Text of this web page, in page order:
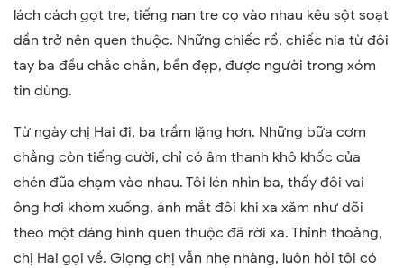
lách cách gọt tre, tiếng nan tre cọ vào nhau kêu sột soạt
dần trở nên quen thuộc. Những chiếc rổ, chiếc nia từ đôi
tay ba đều chắc chắn, bền đẹp, được người trong xóm
tin dùng.
Từ ngày chị Hai đi, ba trầm lặng hơn. Những bữa cơm
chẳng còn tiếng cười, chỉ có âm thanh khô khốc của
chén đũa chạm vào nhau. Tôi lén nhìn ba, thấy đôi vai
ông hơi khòm xuống, ánh mắt đôi khi xa xăm như dõi
theo một dáng hình quen thuộc đã rời xa. Thỉnh thoảng,
chị Hai gọi về. Giọng chị vẫn nhẹ nhàng, luôn hỏi tôi có